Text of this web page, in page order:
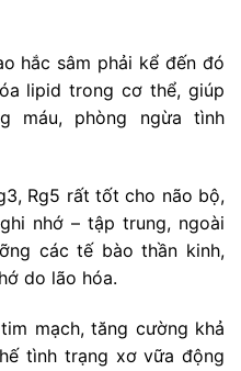
hắc sâm phải kể đến đó
lipid trong cơ thể, giúp
máu, phòng ngừa tình
Rg5 rất tốt cho não bộ,
nhớ – tập trung, ngoài
các tế bào thần kinh,
do lão hóa.
mạch, tăng cường khả
tình trạng xơ vữa động